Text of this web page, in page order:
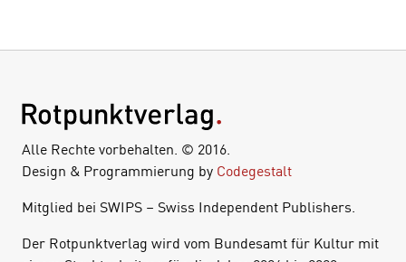
Alle Rechte vorbehalten. © 2016.
Design & Programmierung by Codegestalt
Mitglied bei SWIPS – Swiss Independent Publishers.
Der Rotpunktverlag wird vom Bundesamt für Kultur mit